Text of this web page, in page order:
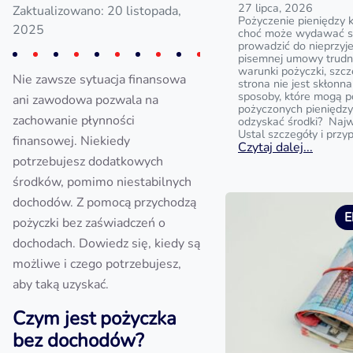
Zaktualizowano: 20 listopada,
2025
Nie zawsze sytuacja finansowa
ani zawodowa pozwala na
zachowanie płynności
finansowej. Niekiedy
potrzebujesz dodatkowych
środków, pomimo niestabilnych
dochodów. Z pomocą przychodzą
pożyczki bez zaświadczeń o
dochodach. Dowiedz się, kiedy są
możliwe i czego potrzebujesz,
aby taką uzyskać.
Czym jest pożyczka
bez dochodów?
27 lipca, 2026
Pożyczenie pieniędzy
choć może wydawać
prowadzić do
pisemnej umowy
warunki pożyczki,
strona nie jest
sposoby, które mogą
pożyczonych
odzyskać środki?
Ustal szczegóły i
Czytaj dalej...